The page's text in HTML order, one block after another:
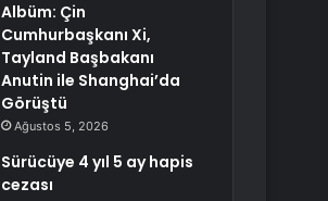
Albüm: Çin
Cumhurbaşkanı Xi,
Tayland Başbakanı
Anutin ile Shanghai’da
Görüştü
Ağustos 5, 2026
Sürücüye 4 yıl 5 ay hapis
cezası